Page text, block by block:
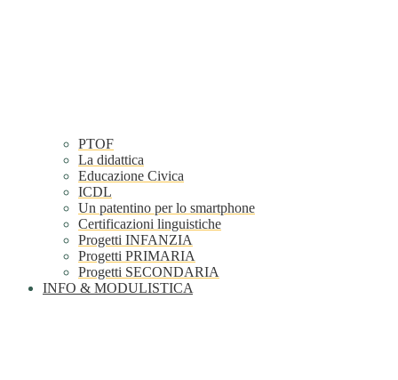
PTOF
La didattica
Educazione Civica
ICDL
Un patentino per lo smartphone
Certificazioni linguistiche
Progetti INFANZIA
Progetti PRIMARIA
Progetti SECONDARIA
INFO & MODULISTICA